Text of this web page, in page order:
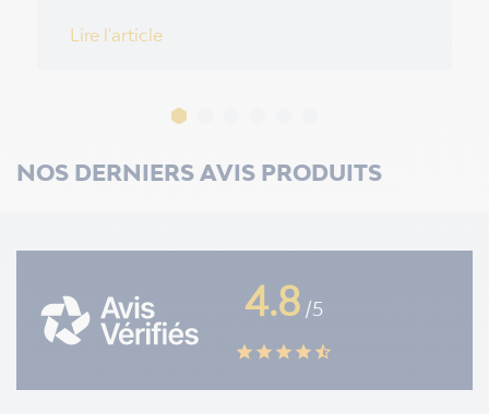
Lire l'article
NOS DERNIERS AVIS PRODUITS
4.8 /5
star star star star star_half